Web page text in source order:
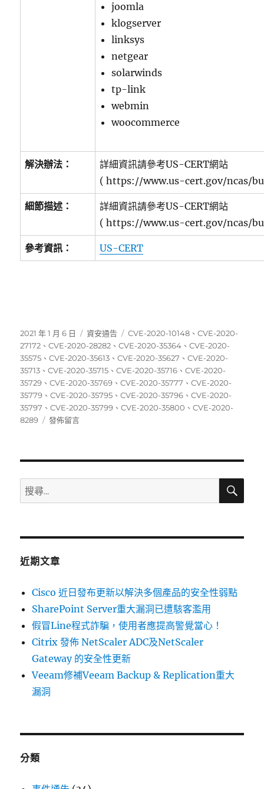
joomla
klogserver
linksys
netgear
solarwinds
tp-link
webmin
woocommerce
解決辦法：
詳細資訊請參考US-CERT網站
( https://www.us-cert.gov/ncas/
細節描述：
詳細資訊請參考US-CERT網站
( https://www.us-cert.gov/ncas/
參考資訊： US-CERT
發
佈
日
期:
2021 年 1 月 6 日
分
類
資安通告
標
籤
CVE-2020-10148 、CVE-2020-
27172 、CVE-2020-28282 、CVE-2020-35364 、CVE-2020-
35575 、CVE-2020-35613 、CVE-2020-35627 、CVE-2020-
35713 、CVE-2020-35715 、CVE-2020-35716 、CVE-2020-
35729 、CVE-2020-35769 、CVE-2020-35777 、CVE-2020-
35779 、CVE-2020-35795 、CVE-2020-35796 、CVE-2020-
35797 、CVE-2020-35799 、CVE-2020-35800 、CVE-2020-
8289
在
點
威
脅
報〉
發佈留言
搜
尋
鍵
搜
近期文章
Cisco 近日發布更新以解決多個產品的安全性弱點
SharePoint Server重大漏洞已遭駭客濫用
假冒Line程式詐騙，使用者應提高警覺當心！
Citrix 發佈 NetScaler ADC及NetScaler
Gateway 的安全性更新
Veeam修補Veeam Backup & Replication重大
漏洞
分類